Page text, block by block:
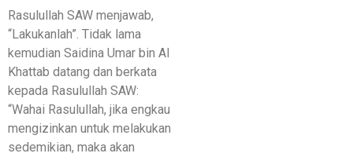
Rasulullah SAW menjawab,
“Lakukanlah”. Tidak lama
kemudian Saidina Umar bin Al
Khattab datang dan berkata
kepada Rasulullah SAW:
“Wahai Rasulullah, jika engkau
mengizinkan untuk melakukan
sedemikian, maka akan